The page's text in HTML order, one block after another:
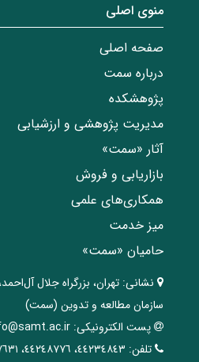
منوی اصلی
صفحه اصلی
درباره سمت
پژوهشکده
مدیریت پژوهشی و ارزشیابی
آثار «سمت»
بازاریابی و فروش
همکاری‌های علمی
میز خدمت
حامیان «سمت»
نشانی: تهران، ‌بزرگراه ‌جلال
سازمان مطالعه و تدوین‌ (سمت)
پست الکترونیکی:
تلفن: ٤٤٢٣٤٨٤٣، ٤٤٢٤٨٧٧٦، ٤٤٢٤٧٦٣١